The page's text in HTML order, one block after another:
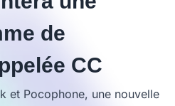
de
CC
et Pocophone, une nouvelle